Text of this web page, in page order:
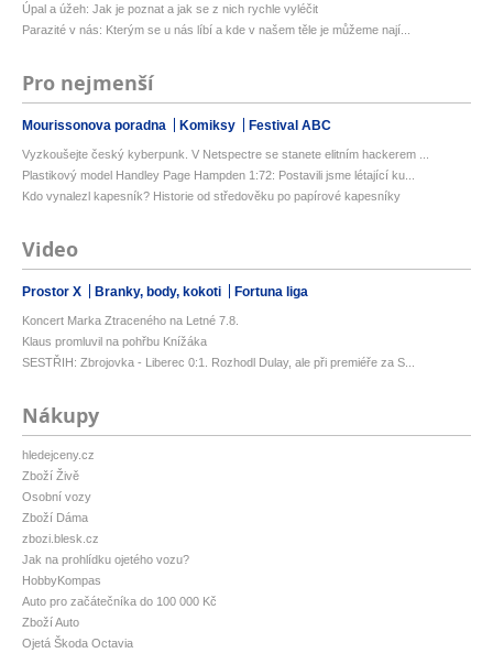
Úpal a úžeh: Jak je poznat a jak se z nich rychle vyléčit
Parazité v nás: Kterým se u nás líbí a kde v našem těle je můžeme nají...
Pro nejmenší
Mourissonova poradna Komiksy Festival ABC
Vyzkoušejte český kyberpunk. V Netspectre se stanete elitním hackerem ...
Plastikový model Handley Page Hampden 1:72: Postavili jsme létající ku...
Kdo vynalezl kapesník? Historie od středověku po papírové kapesníky
Video
Prostor X Branky, body, kokoti Fortuna liga
Koncert Marka Ztraceného na Letné 7.8.
Klaus promluvil na pohřbu Knížáka
SESTŘIH: Zbrojovka - Liberec 0:1. Rozhodl Dulay, ale při premiéře za S...
Nákupy
hledejceny.cz
Zboží Živě
Osobní vozy
Zboží Dáma
zbozi.blesk.cz
Jak na prohlídku ojetého vozu?
HobbyKompas
Auto pro začátečníka do 100 000 Kč
Zboží Auto
Ojetá Škoda Octavia